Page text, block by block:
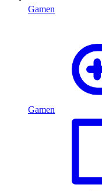
Gamen
Gamen